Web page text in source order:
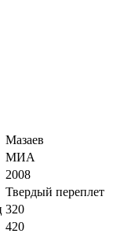
Мазаев
МИА
2008
Твердый переплет
320
420